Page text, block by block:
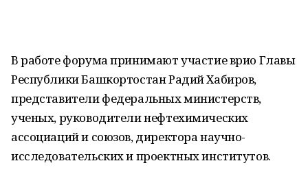
В работе форума принимают участие врио Главы
Республики Башкортостан Радий Хабиров,
представители федеральных министерств,
ученых, руководители нефтехимических
ассоциаций и союзов, директора научно-
исследовательских и проектных институтов.